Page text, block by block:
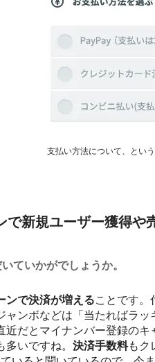
支払い方法について、とい
で新規ユーザー獲得や
ていかがでしょうか。
ンで決済が増えることです。
ャンボなどは「当たればラ
近だとマイナンバー登録の
いですね。 決済手数料もク